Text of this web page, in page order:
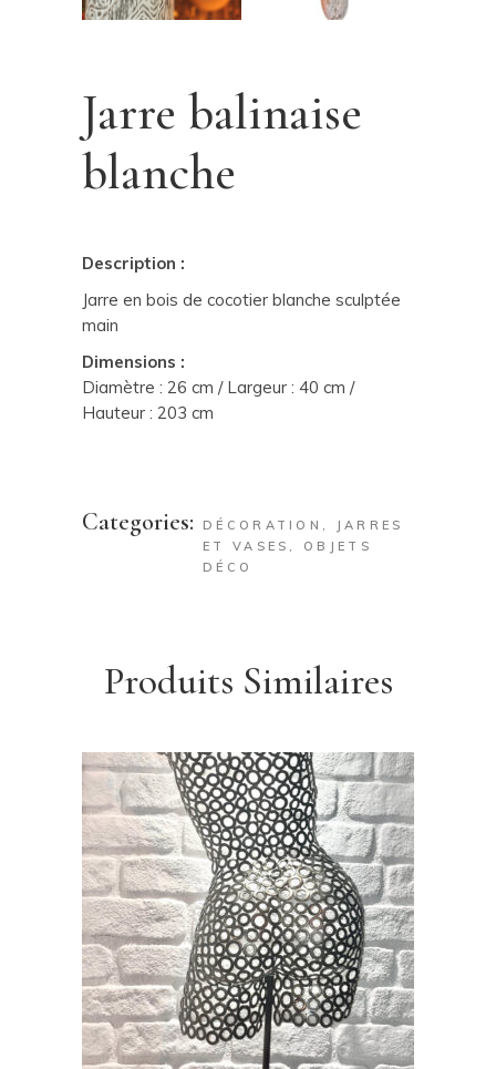
Jarre balinaise
blanche
Description :
Jarre en bois de cocotier blanche sculptée
main
Dimensions :
Diamètre : 26 cm / Largeur : 40 cm /
Hauteur : 203 cm
Categories: DÉCORATION ,
JARRES
ET VASES , OBJETS
DÉCO
Produits Similaires